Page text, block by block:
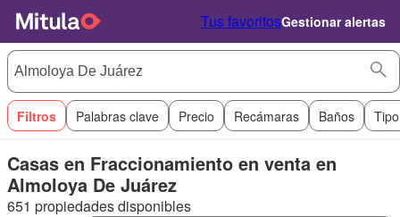
Tus favoritosGestionar alertas
Filtros Palabras clave Precio Recámaras Baños
Casas en Fraccionamiento en venta en
Almoloya De Juárez
651 propiedades disponibles